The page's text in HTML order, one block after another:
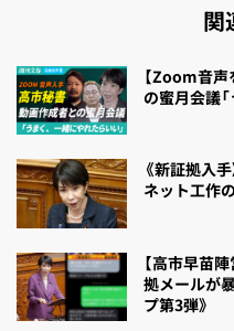
関
【Zoom音
の蜜月会議
《新証拠入
ネット工作
【高市早苗
拠メールが
プ第3弾》